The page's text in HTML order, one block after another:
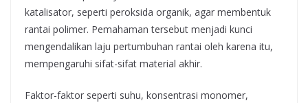
katalisator, seperti peroksida organik, agar membentuk
rantai polimer. Pemahaman tersebut menjadi kunci
mengendalikan laju pertumbuhan rantai oleh karena itu,
mempengaruhi sifat-sifat material akhir.
Faktor-faktor seperti suhu, konsentrasi monomer,